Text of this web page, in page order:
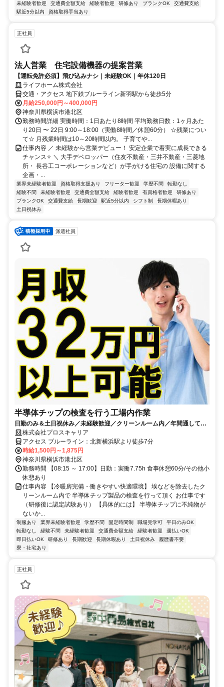
未経験者歓迎
交通費全額支給 経験者歓迎 研修あり ブランクOK
交通費支給
駅近5分以内
資格取得手当あり
正社員
法人営業 住宅設備機器の提案営業
【運転免許必須】飛び込みナシ｜未経験OK｜年休120日
ライフホーム株式会社
交通・アクセス 地下鉄ブルーライン新羽駅から徒歩5分
月給250,000円～400,000円
神奈川県横浜市港北区
勤務時間詳細 実働時間：1日あたり8時間 平均勤務日数：1ヶ月あた
り20日 〜 22日 9:00～18:00（実働8時間／休憩60分） ☆残業につい
て☆ 月残業時間は10～20時間以内。 子育てや...
仕事内容 ／ 未経験から営業デビュー！ 安定企業で着実に成長できる
チャンス✧ ＼ 大手デベロッパー（住友不動産・三井不動産・三菱地
所・ 長谷工コーポレーションなど）が手がける住宅の 設備に関する
企画・...
業界未経験者歓迎 資格取得支援あり フリーター歓迎 学歴不問
転勤なし
経験不問
未経験者歓迎 交通費全額支給 経験者歓迎 有資格者歓迎
研修あり
ブランクOK
交通費支給 長期歓迎 駅近5分以内 シフト制
長期休暇あり
土日祝休み
派遣社員
半導体チップの検査を行う工場内作業
日勤のみ＆土日祝休み／未経験歓迎／クリーンルーム内／年間通して室
温25度設定／北新横浜駅より徒歩7分
株式会社プロスキャリア
アクセス ブルーライン：北新横浜駅より徒歩7分
時給1,500円～1,875円
神奈川県横浜市港北区
勤務時間 【08:15 ～ 17:00】日勤：実働7.75h 食事休憩60分/その他小
休憩あり
仕事内容 【冷暖房完備・働きやすい快適環境】 埃などを除去したク
リーンルーム内で 半導体チップ製品の検査を行って頂く お仕事です
（研修後に認定試験あり） 【具体的には】 半導体チップに不純物が
ないか...
制服あり 業界未経験者歓迎 学歴不問 固定時間制 職場見学可
平日のみOK
転勤なし
経験不問 未経験者歓迎 交通費全額支給 経験者歓迎
週払いOK
即日払いOK
研修あり 長期歓迎 長期休暇あり 土日祝休み
履歴書不要
寮・社宅あり
正社員